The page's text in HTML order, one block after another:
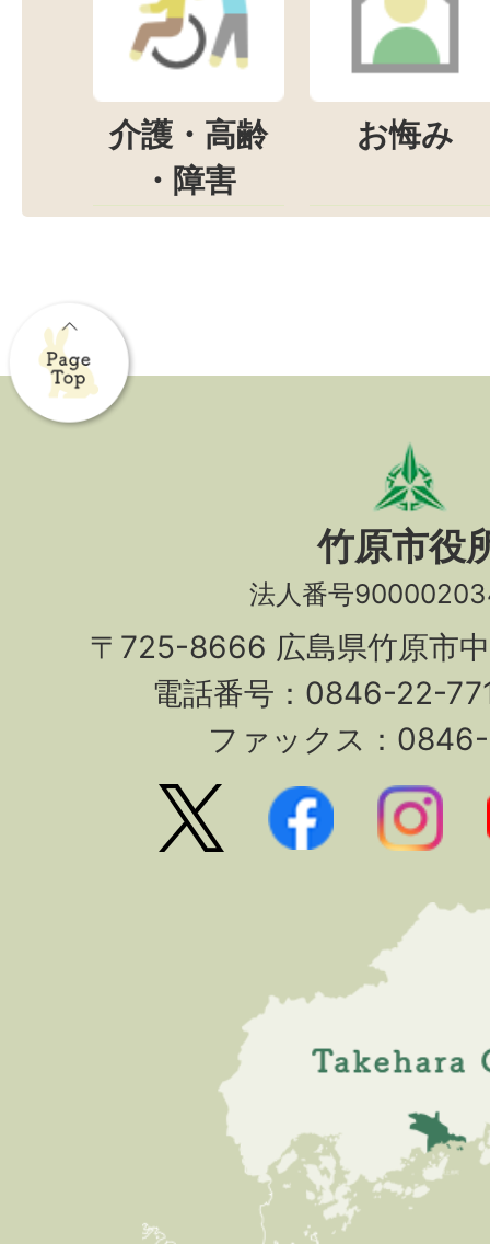
介護・高齢
・障害
お悔み
竹原市役
法人番号
〒725-8666 広島県竹原市
電話番号：0846-22-
ファックス：